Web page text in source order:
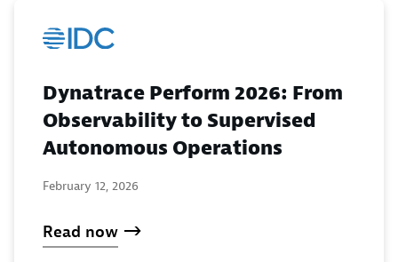
Dynatrace Perform 2026: From
Observability to Supervised
Autonomous Operations
February 12, 2026
Read now